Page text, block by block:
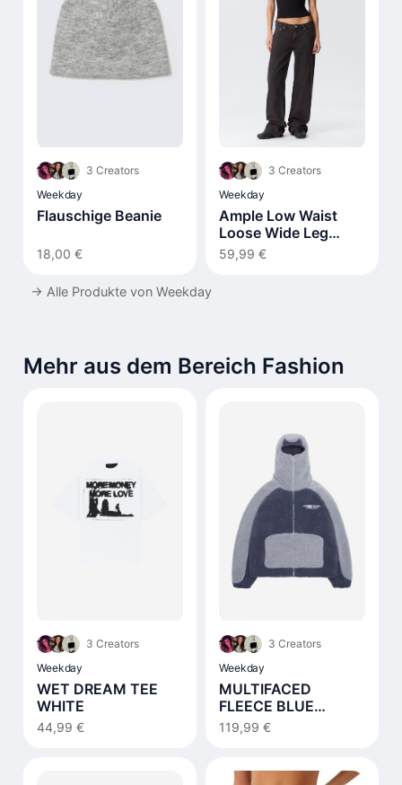
3 Creators
Weekday
Flauschige Beanie
18,00 €
3 Creators
Weekday
Ample Low Waist
Loose Wide Leg
Jeans
59,99 €
→ Alle Produkte von Weekday
Mehr aus dem Bereich Fashion
3 Creators
Weekday
WET DREAM TEE
WHITE
44,99 €
3 Creators
Weekday
MULTIFACED
FLEECE BLUE
NOTES
119,99 €